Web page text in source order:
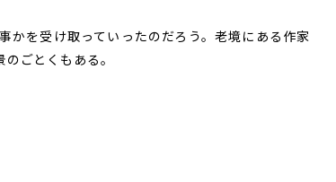
を受け取っていったのだろう。老境にある作家
ごとくもある。